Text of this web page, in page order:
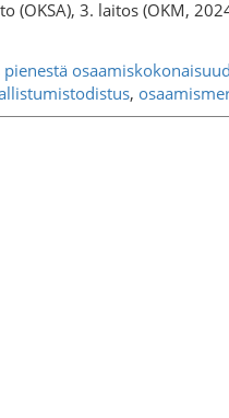
(OKSA), 3. laitos (OKM,
,